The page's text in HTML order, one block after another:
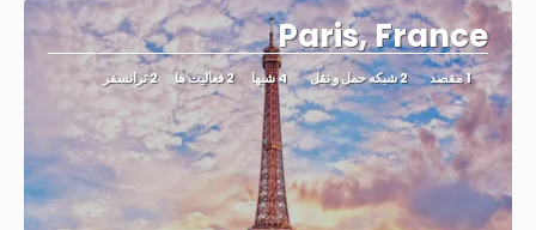
Paris, France
1 مقصد 2 شبکه حمل و نقل 4 شبها 2 فعالیت ها 2 ترانسفر